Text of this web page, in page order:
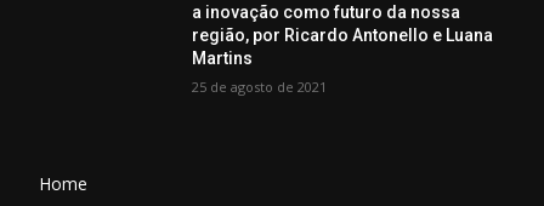
a inovação como futuro da nossa
região, por Ricardo Antonello e Luana
Martins
25 de agosto de 2021
Home